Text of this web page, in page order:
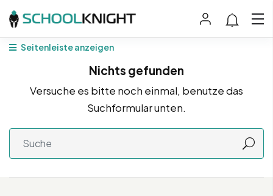
Seitenleiste anzeigen
Nichts gefunden
Versuche es bitte noch einmal, benutze das
Suchformular unten.